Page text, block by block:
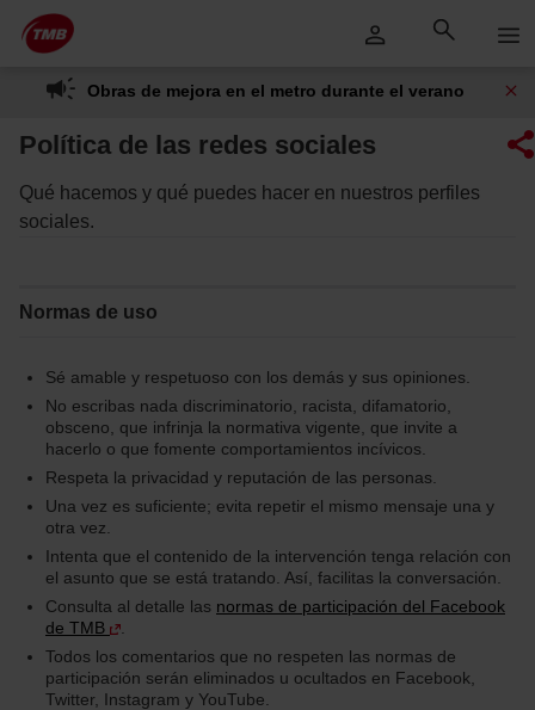
Saltar al contenido principal
Saltar
al
contenido
Obras de mejora en el metro durante el verano
Política de las redes sociales
Qué hacemos y qué puedes hacer en nuestros perfiles
sociales.
Normas de uso
Sé amable y respetuoso con los demás y sus opiniones.
No escribas nada discriminatorio, racista, difamatorio,
obsceno, que infrinja la normativa vigente, que invite a
hacerlo o que fomente comportamientos incívicos.
Respeta la privacidad y reputación de las personas.
Una vez es suficiente; evita repetir el mismo mensaje una y
otra vez.
Intenta que el contenido de la intervención tenga relación con
el asunto que se está tratando. Así, facilitas la conversación.
Consulta al detalle las normas de participación del Facebook
de TMB
Todos los comentarios que no respeten las normas de
participación serán eliminados u ocultados en Facebook,
Twitter, Instagram y YouTube.